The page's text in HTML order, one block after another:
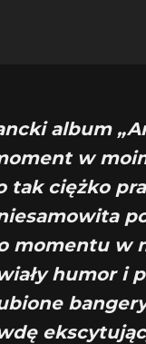
album
w
tak ciężko
niesamowita
momentu w
humor i